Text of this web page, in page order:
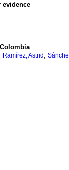
evidence
; Ramírez, Astrid ;